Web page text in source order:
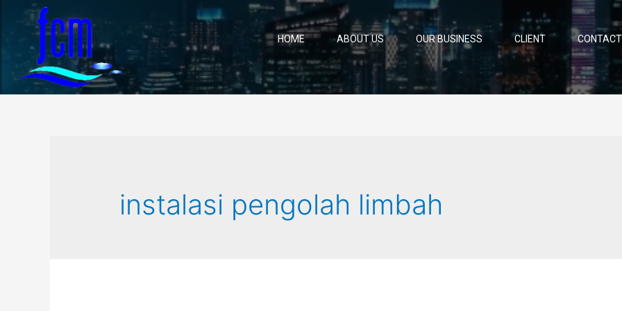
HOME ABOUT US OUR BUSINESS CLIENT
instalasi pengolah limbah